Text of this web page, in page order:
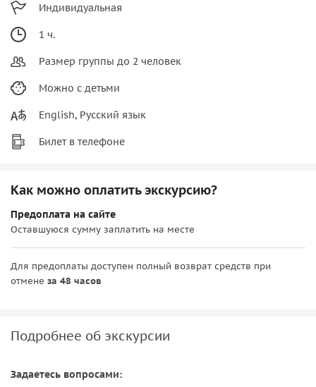
Индивидуальная
1 ч.
Размер группы до 2 человек
Можно с детьми
English, Русский язык
Билет в телефоне
Как можно оплатить экскурсию?
Предоплата на сайте
Оставшуюся сумму заплатить на месте
Для предоплаты доступен полный возврат средств при
отмене за 48 часов
Подробнее об экскурсии
Задаетесь вопросами: